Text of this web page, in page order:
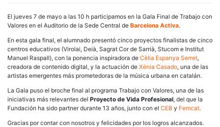
El jueves 7 de mayo a las 10 h participamos en la Gala Final de Trabajo con
Valores en el Auditorio de la Sede Central de Barcelona Activa.
En esta gala final, el alumnado presentó cinco proyectos finalistas de cinco
centros educativos (Virolai, Deià, Sagrat Cor de Sarrià, Stucom e Institut
Manuel Raspall), con la ponencia inspiradora de Cèlia Espanya Serret,
creadora de contenido digital, y la actuación de Xènia Casado, una de las
artistas emergentes más prometedoras de la música urbana en catalán.
La Gala puso el broche final al programa Trabajo con Valores, una de las
iniciativas más relevantes del Proyecto de Vida Profesional, del que la
Fundación ha sido partner durante 13 años, junto con el CEB y Femcat.
Gracias por contar con nosotros y felicidades por los logros alcanzados.